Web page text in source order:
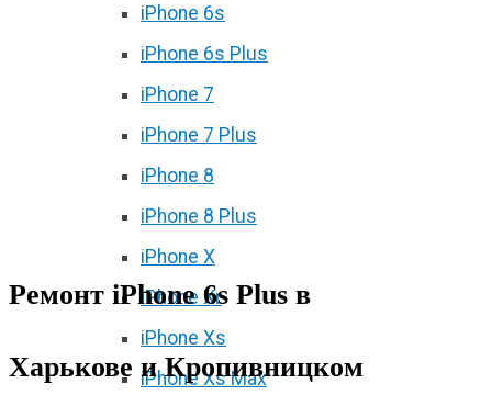
iPhone 6s
iPhone 6s Plus
iPhone 7
iPhone 7 Plus
iPhone 8
iPhone 8 Plus
iPhone X
iPhone Xr
iPhone Xs
iPhone Xs Max
Ремонт iPhone 6s Plus в
Харькове и Кропивницком